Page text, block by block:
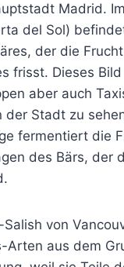
Madrid.
del Sol)
der die
frisst. Dieses
aber auch
der Stadt zu
fermentiert die
des Bärs, der
von
Arten aus dem